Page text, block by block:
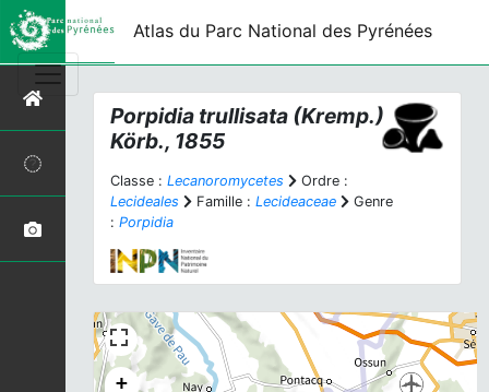
Atlas du Parc National des Pyrénées
Porpidia trullisata (Kremp.)
Körb., 1855
Classe : Lecanoromycetes
Ordre :
Lecideales
Famille : Lecideaceae
Genre
: Porpidia
+